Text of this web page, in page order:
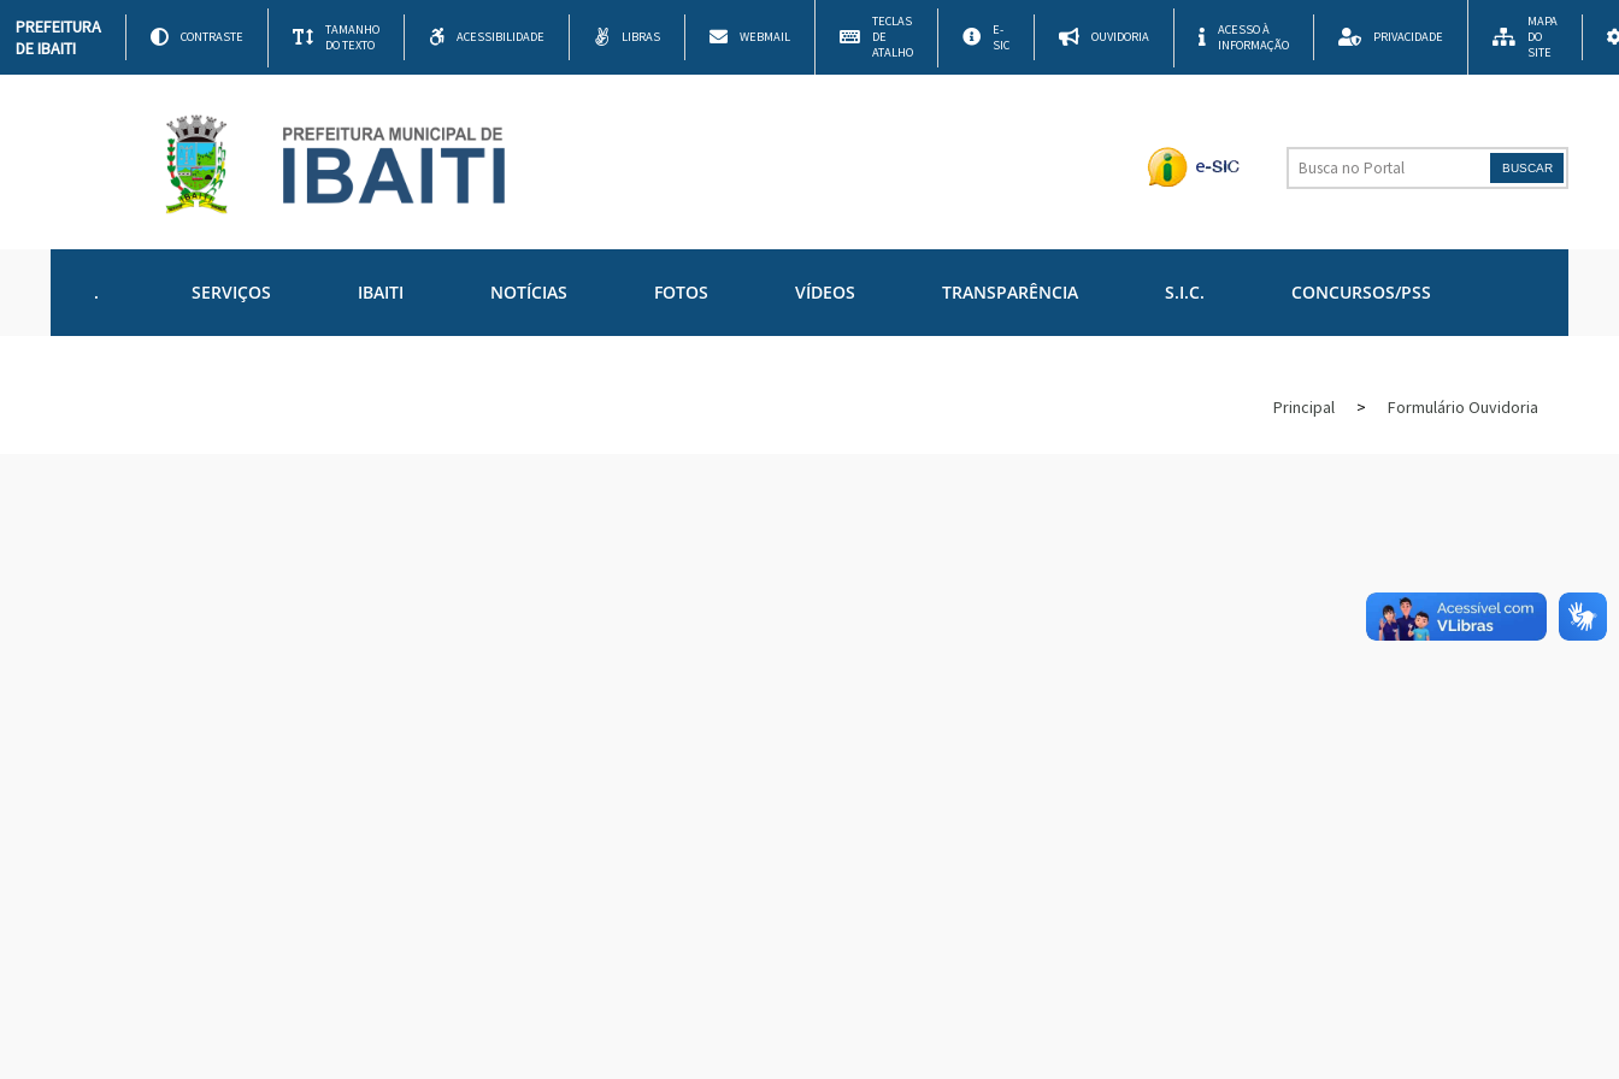
PREFEITURA
DE IBAITI
CONTRASTE
TAMANHO
DO TEXTO
ACESSIBILIDADE LIBRAS WEBMAIL
TECLAS
DE
ATALHO
E-
SIC
OUVIDORIA
ACESSO À
INFORMAÇÃO
PRIVACIDADE
MAPA
DO
SITE
BUSCAR
. SERVIÇOS IBAITI NOTÍCIAS FOTOS VÍDEOS TRANSPARÊNCIA S.I.C. CONCURSOS/PSS
Principal > Formulário Ouvidoria